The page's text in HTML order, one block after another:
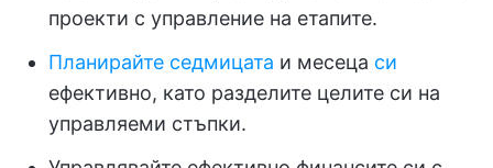
проекти с управление на етапите.
Планирайте седмицата и месеца си
ефективно, като разделите целите си на
управляеми стъпки.